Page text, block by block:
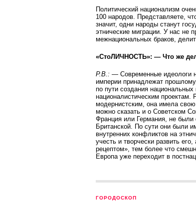
Политический национализм
100 народов. Представляете,
значит, одни народы станут
этнические миграции. У нас не
межнациональных браков,
«СтоЛИЧНОСТЬ»: — Что же
Р.В.: — Современные идеологи
империи принадлежат
по пути создания
националистическим
модернистским, она имела
можно сказать и о Советском
Франция или Германия, не были
Британской. По сути они были
внутренних конфликтов на
учесть и творчески развить
рецептом», тем более что
Европа уже переходит в
ГОРОДОСКОП